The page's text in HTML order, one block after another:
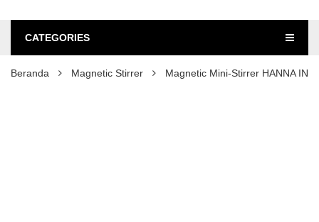
CATEGORIES
Beranda Magnetic Stirrer Magnetic Mini-Stirrer HANNA